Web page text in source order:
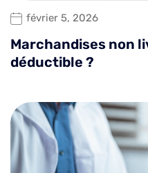
février 5, 2026
Marchandises non
déductible ?